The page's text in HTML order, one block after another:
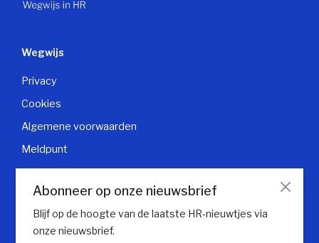
Abonneer op onze nieuwsbrief
Blijf op de hoogte van de laatste HR-nieuwtjes via
onze nieuwsbrief.
Wegwijs
Privacy
Cookies
Algemene voorwaarden
Meldpunt
Klantendienst
Contacteer klantendienst